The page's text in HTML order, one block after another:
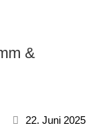
&
22. Juni 2025